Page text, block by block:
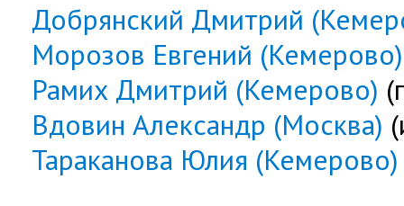
Добрянский Дмитрий
Морозов Евгений (Кемерово)
Рамих Дмитрий (Кемерово)
Вдовин Александр (Москва)
Тараканова Юлия (Кемерово)